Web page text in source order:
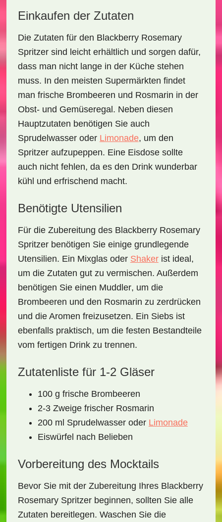
Einkaufen der Zutaten
Die Zutaten für den Blackberry Rosemary
Spritzersind leicht erhältlich und sorgen dafür,
dass man nicht lange in der Küche stehen
muss. In den meisten Supermärkten findet
man frische Brombeeren und Rosmarin in der
Obst- und Gemüseregal. Neben diesen
Hauptzutaten benötigen Sie auch
Sprudelwasser oder Limonade, um den
Spritzer aufzupeppen. Eine Eisdose sollte
auch nicht fehlen, da es den Drink wunderbar
kühl und erfrischend macht.
Benötigte Utensilien
Für die Zubereitung des Blackberry Rosemary
Spritzerbenötigen Sie einige grundlegende
Utensilien. Ein Mixglasoder Shakerist ideal,
um die Zutaten gut zu vermischen. Außerdem
benötigen Sie einen Muddler, um die
Brombeeren und den Rosmarin zu zerdrücken
und die Aromen freizusetzen. Ein Siebsist
ebenfalls praktisch, um die festen Bestandteile
vom fertigen Drink zu trennen.
Zutatenliste für 1-2 Gläser
100 g frische Brombeeren
2-3 Zweige frischer Rosmarin
200 ml Sprudelwasser oder Limonade
Eiswürfel nach Belieben
Vorbereitung des Mocktails
Bevor Sie mit der Zubereitung Ihres Blackberry
Rosemary Spritzerbeginnen, sollten Sie alle
Zutaten bereitlegen. Waschen Sie die